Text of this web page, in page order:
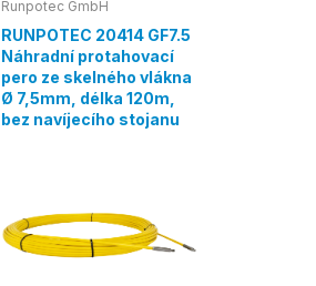
Runpotec GmbH
RUNPOTEC 20414 GF7.5
Náhradní protahovací
pero ze skelného vlákna
Ø 7,5mm, délka 120m,
bez navíjecího stojanu